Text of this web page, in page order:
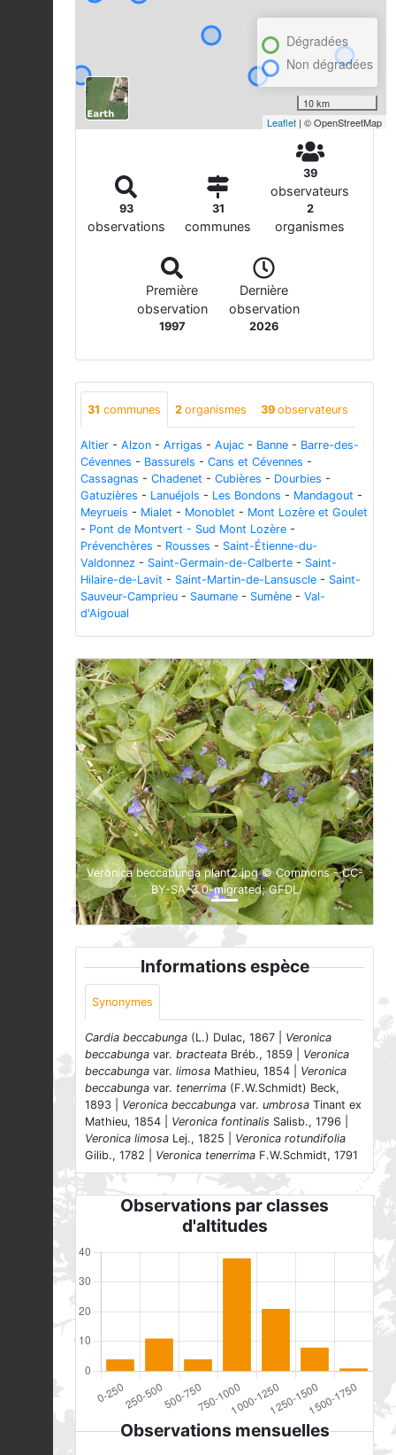
Dégradées
Non dégradées
10 km
Leaflet | © OpenStreetMap
93
observations
31
communes
39
observateurs
2
organismes
Première
observation
1997
Dernière
observation
2026
31 communes 2 organismes 39 observateurs
Altier - Alzon - Arrigas - Aujac - Banne - Barre-des-
Cévennes - Bassurels - Cans et Cévennes -
Cassagnas - Chadenet - Cubières - Dourbies -
Gatuzières - Lanuéjols - Les Bondons - Mandagout -
Meyrueis - Mialet - Monoblet - Mont Lozère et Goulet
- Pont de Montvert - Sud Mont Lozère -
Prévenchères - Rousses - Saint-Étienne-du-
Valdonnez - Saint-Germain-de-Calberte - Saint-
Hilaire-de-Lavit - Saint-Martin-de-Lansuscle - Saint-
Sauveur-Camprieu - Saumane - Sumène - Val-
d'Aigoual
Veronica beccabunga plant2.jpg © Commons - CC-
BY-SA-3.0-migrated; GFDL
Previous Next
Informations espèce
Synonymes
Cardia beccabunga (L.) Dulac, 1867 | Veronica
beccabunga var. bracteata Bréb., 1859 | Veronica
beccabunga var. limosa Mathieu, 1854 | Veronica
beccabunga var. tenerrima (F.W.Schmidt) Beck,
1893 | Veronica beccabunga var. umbrosa Tinant ex
Mathieu, 1854 | Veronica fontinalis Salisb., 1796 |
Veronica limosa Lej., 1825 | Veronica rotundifolia
Gilib., 1782 | Veronica tenerrima F.W.Schmidt, 1791
Observations par classes
d'altitudes
Observations mensuelles